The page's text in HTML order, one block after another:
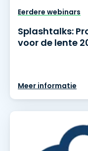
Eerdere webinars
Splashtalks:
voor de lente
Meer informatie